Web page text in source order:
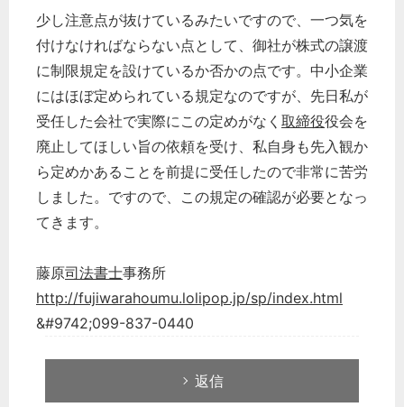
少し注意点が抜けているみたいですので、一つ気を
付けなければならない点として、御社が株式の譲渡
に制限規定を設けているか否かの点です。中小企業
にはほぼ定められている規定なのですが、先日私が
受任した会社で実際にこの定めがなく 取締役役会を
廃止してほしい旨の依頼を受け、私自身も先入観か
ら定めかあることを前提に受任したので非常に苦労
しました。ですので、この規定の確認が必要となっ
てきます。
藤原司法書士事務所
http://fujiwarahoumu.lolipop.jp/sp/index.html
&#9742;099-837-0440
返信